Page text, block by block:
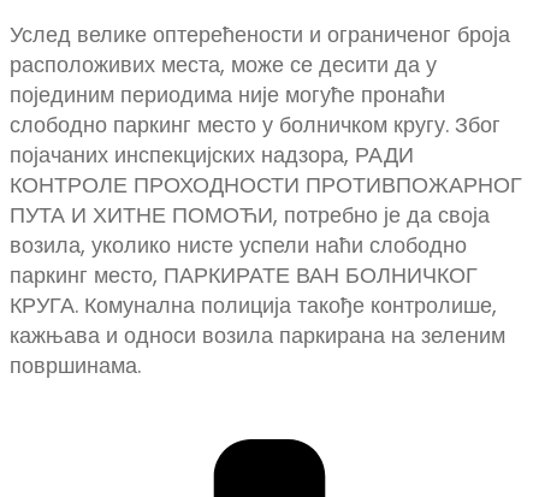
Услед велике оптерећености и ограниченог броја
расположивих места, може се десити да у
појединим периодима није могуће пронаћи
слободно паркинг место у болничком кругу. Због
појачаних инспекцијских надзора, РАДИ
КОНТРОЛЕ ПРОХОДНОСТИ ПРОТИВПОЖАРНОГ
ПУТА И ХИТНЕ ПОМОЋИ, потребно је да своја
возила, уколико нисте успели наћи слободно
паркинг место, ПАРКИРАТЕ ВАН БОЛНИЧКОГ
КРУГА. Комунална полиција такође контролише,
кажњава и односи возила паркирана на зеленим
површинама.